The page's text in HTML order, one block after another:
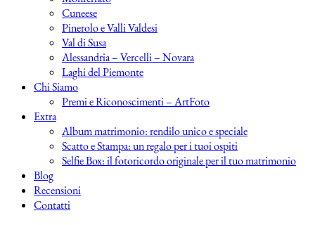
Cuneese
Pinerolo e Valli Valdesi
Val di Susa
Alessandria – Vercelli – Novara
Laghi del Piemonte
Chi Siamo
Premi e Riconoscimenti – ArtFoto
Extra
Album matrimonio: rendilo unico e speciale
Scatto e Stampa: un regalo per i tuoi ospiti
Selfie Box: il fotoricordo originale per il tuo matrimonio
Blog
Recensioni
Contatti